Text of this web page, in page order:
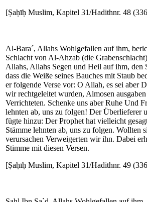
[Ṣaḥīḥ Muslim, Kapitel 31/Hadithnr. 48
Al-Bara´, Allahs Wohlgefallen auf ihm,
Schlacht von Al-Ahzab (die
Allahs, Allahs Segen und Heil auf ihm, den
dass die Weiße seines Bauches mit Staub
er folgende Verse vor: O Allah, es sei aber
wir rechtgeleitet wurden, Almosen
Verrichteten. Schenke uns aber Ruhe Und
lehnten ab, uns zu folgen! Der Überlieferer
fügte hinzu: Der Prophet hat vielleicht
Stämme lehnten ab, uns zu folgen. Wollten
verursachen Verweigerten wir ihn. Dabei
Stimme mit diesen Versen.
[Ṣaḥīḥ Muslim, Kapitel 31/Hadithnr. 49